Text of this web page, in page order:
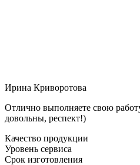
Ирина Криворотова
Отлично выполняете свою
довольны, респект!)
Качество продукции
Уровень сервиса
Срок изготовления